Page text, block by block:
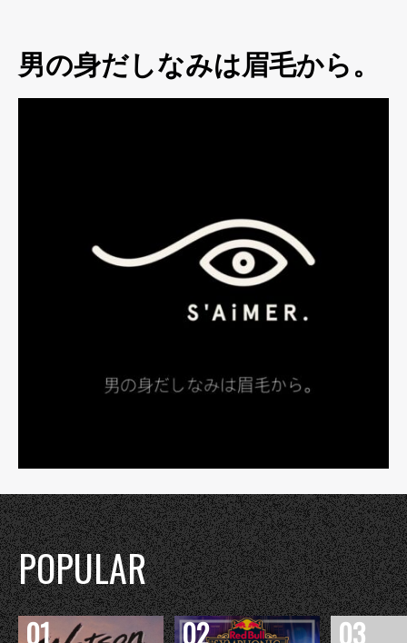
男の身だしなみは眉毛から。
POPULAR